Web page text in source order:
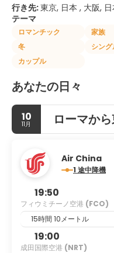
行き先:東京, 日本 , 大阪,
テーマ
ロマンチック 家族
冬
シング
カップル
あなたの日々
10
11月 ローマか
Air China
1 途中降機
19:50
フィウミチーノ空港 (FCO)
15時間 10メートル
19:00
成田国際空港 (NRT)